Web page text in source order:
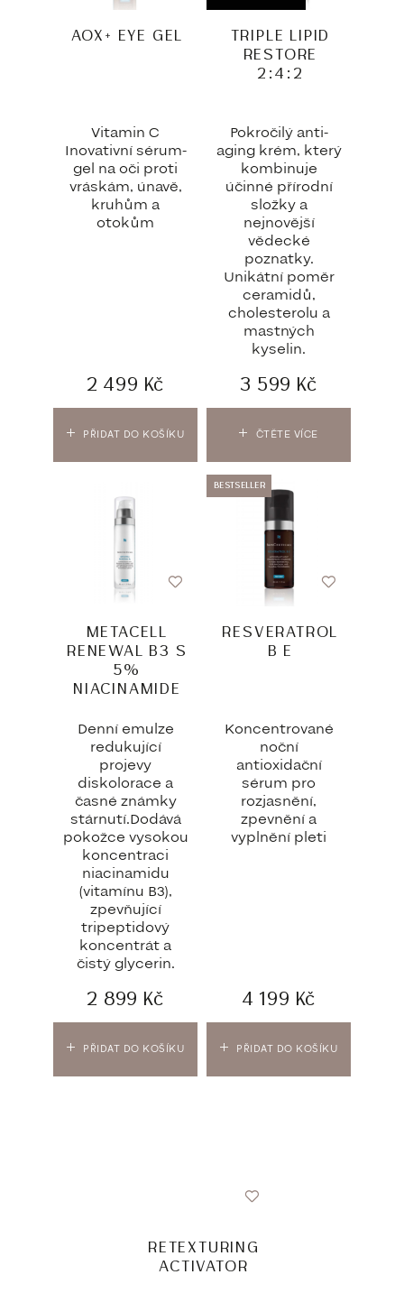
PŘIDAT DO KOŠÍKU
AOX+ EYE GEL
Vitamin C
Inovativní sérum-
gel na oči proti
vráskám, únavě,
kruhům a
otokům
2 499 Kč
ČTĚTE VÍCE
TRIPLE LIPID
RESTORE
2:4:2
Pokročilý anti-
aging krém, který
kombinuje
účinné přírodní
složky a
nejnovější
vědecké
poznatky.
Unikátní poměr
ceramidů,
cholesterolu a
mastných
kyselin.
3 599 Kč
PŘIDAT DO KOŠÍKU
METACELL
RENEWAL B3 S
5%
NIACINAMIDE
Denní emulze
redukující
projevy
diskolorace a
časné známky
stárnutí.Dodává
pokožce vysokou
koncentraci
niacinamidu
(vitamínu B3),
zpevňující
tripeptidový
koncentrát a
čistý glycerin.
2 899 Kč
BESTSELLER
PŘIDAT DO KOŠÍKU
RESVERATROL
B E
Koncentrované
noční
antioxidační
sérum pro
rozjasnění,
zpevnění a
vyplnění pleti
4 199 Kč
RETEXTURING
ACTIVATOR